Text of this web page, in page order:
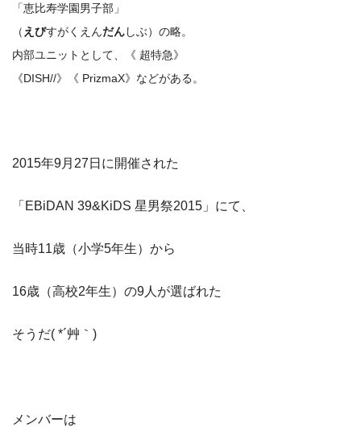
「恵比寿学園男子部」
（ えびすがくえんだんしぶ）の略。
内部ユニットとして、《 超特急》
《DISH//》《 PrizmaX》などがある。
2015年9月27日に開催された
「EBiDAN 39&KiDS 星男祭2015」にて、
当時11歳（小学5年生）から
16歳（高校2年生）の9人が選ばれた
そうだ( *´艸｀)
メンバーは